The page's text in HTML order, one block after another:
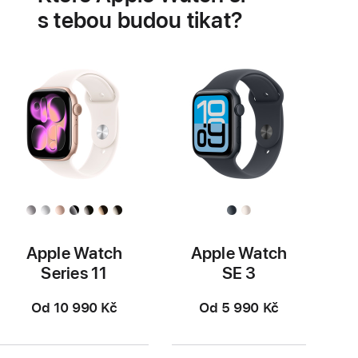
s tebou budou tikat?
Apple Watch
Series 11
Od 10 990 Kč
Apple Watch
SE 3
Od 5 990 Kč